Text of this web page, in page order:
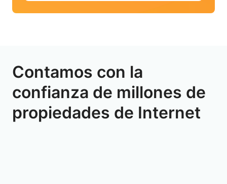
Contamos con la
confianza de millones de
propiedades de Internet